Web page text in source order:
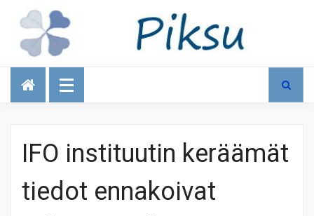
Talous
IFO instituutin keräämät
tiedot ennakoivat